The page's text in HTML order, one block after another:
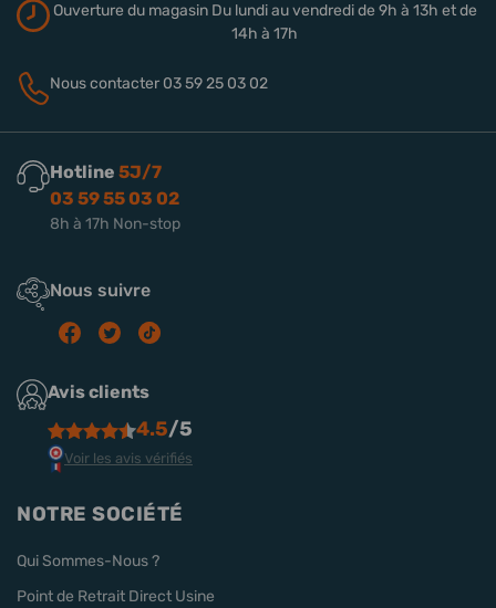
Ouverture du magasinDu lundi au vendredi de 9h à 13h et de
14h à 17h
Nous contacter 03 59 25 03 02
Hotline 5J/7
03 59 55 03 02
8h à 17h Non-stop
Nous suivre
Avis clients
4.5/5
Voir les avis vérifiés
NOTRE SOCIÉTÉ
Qui Sommes-Nous ?
Point de Retrait Direct Usine